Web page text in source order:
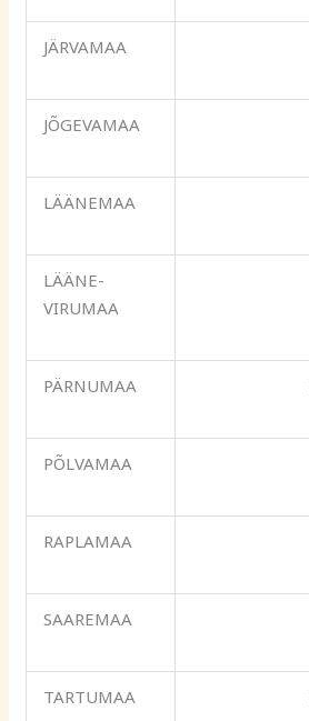
JÄRVAMAA
JÕGEVAMAA
LÄÄNEMAA
LÄÄNE-
VIRUMAA
PÄRNUMAA
PÕLVAMAA
RAPLAMAA
SAAREMAA
TARTUMAA